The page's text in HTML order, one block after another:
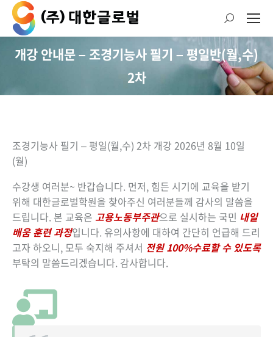
검
색:
개강 안내문 – 조경기능사 필기 – 평일반(월,수)
2차
현재 위치:
조경기능사 필기 – 평일(월,수) 2차 개강 2026년 8월 10일
(월)
수강생 여러분~ 반갑습니다. 먼저, 힘든 시기에 교육을 받기
위해 대한글로벌학원을 찾아주신 여러분들께 감사의 말씀을
드립니다. 본 교육은 고용노동부주관으로 실시하는 국민 내일
배움 훈련 과정입니다. 유의사항에 대하여 간단히 언급해 드리
고자 하오니, 모두 숙지해 주셔서 전원 100%수료할 수 있도록
부탁의 말씀드리겠습니다. 감사합니다.